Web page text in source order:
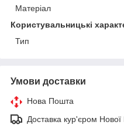
Матеріал
Користувальницькі
Тип
Умови доставки
Нова Пошта
Доставка кур'єром